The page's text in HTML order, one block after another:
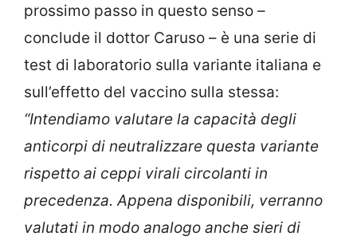
prossimo passo in questo senso –
conclude il dottor Caruso – è una serie di
test di laboratorio sulla variante italiana e
sull’effetto del vaccino sulla stessa:
“Intendiamo valutare la capacità degli
anticorpi di neutralizzare questa variante
rispetto ai ceppi virali circolanti in
precedenza. Appena disponibili, verranno
valutati in modo analogo anche sieri di